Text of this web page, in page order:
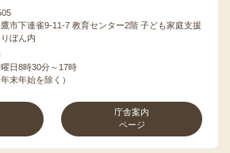
市下連雀9-11-7 教育センター2階 子ども家庭支援
ぼん内
日8時30分～17時
年末年始を除く）
庁舎案内
ページ